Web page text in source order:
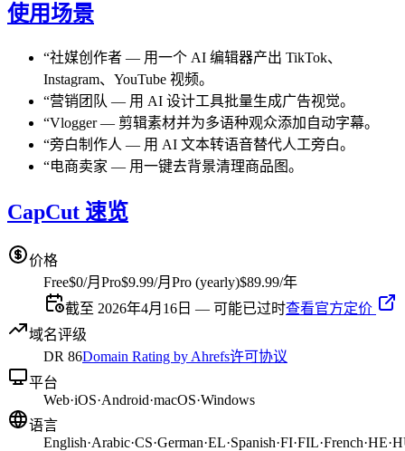
使用场景
“社媒创作者 — 用一个 AI 编辑器产出 TikTok、
Instagram、YouTube 视频。
“营销团队 — 用 AI 设计工具批量生成广告视觉。
“Vlogger— 剪辑素材并为多语种观众添加自动字幕。
“旁白制作人 — 用 AI 文本转语音替代人工旁白。
“电商卖家 — 用一键去背景清理商品图。
CapCut 速览
价格
Free$0/月 Pro$9.99/月 Pro (yearly)$89.99/年
截至 2026年4月16日 — 可能已过时查看官方定价
域名评级
DR 86Domain Rating by Ahrefs许可协议
平台
Web·iOS·Android·macOS·Windows
语言
English·Arabic·CS·German·EL·Spanish·FI·FIL·French·HE·